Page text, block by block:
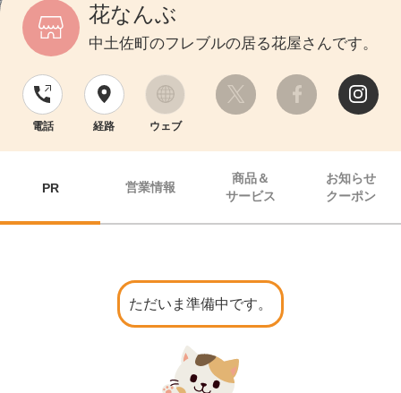
花なんぶ
中土佐町のフレブルの居る花屋さんです。
電話 経路 ウェブ
PR 営業情報
商品＆
サービス
お知らせ
クーポン
ただいま準備中です。